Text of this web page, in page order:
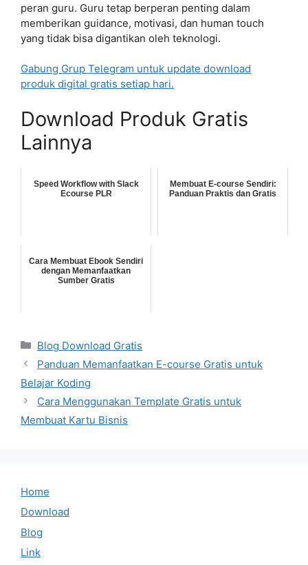
peran guru. Guru tetap berperan penting dalam
memberikan guidance, motivasi, dan human touch
yang tidak bisa digantikan oleh teknologi.
Gabung Grup Telegram untuk update download
produk digital gratis setiap hari.
Download Produk Gratis
Lainnya
Speed Workflow with Slack
Ecourse PLR
Membuat E-course Sendiri:
Panduan Praktis dan Gratis
Cara Membuat Ebook Sendiri
dengan Memanfaatkan
Sumber Gratis
Categories
Blog Download Gratis
Panduan Memanfaatkan E-course Gratis untuk
Belajar Koding
Cara Menggunakan Template Gratis untuk
Membuat Kartu Bisnis
Home
Download
Blog
Link